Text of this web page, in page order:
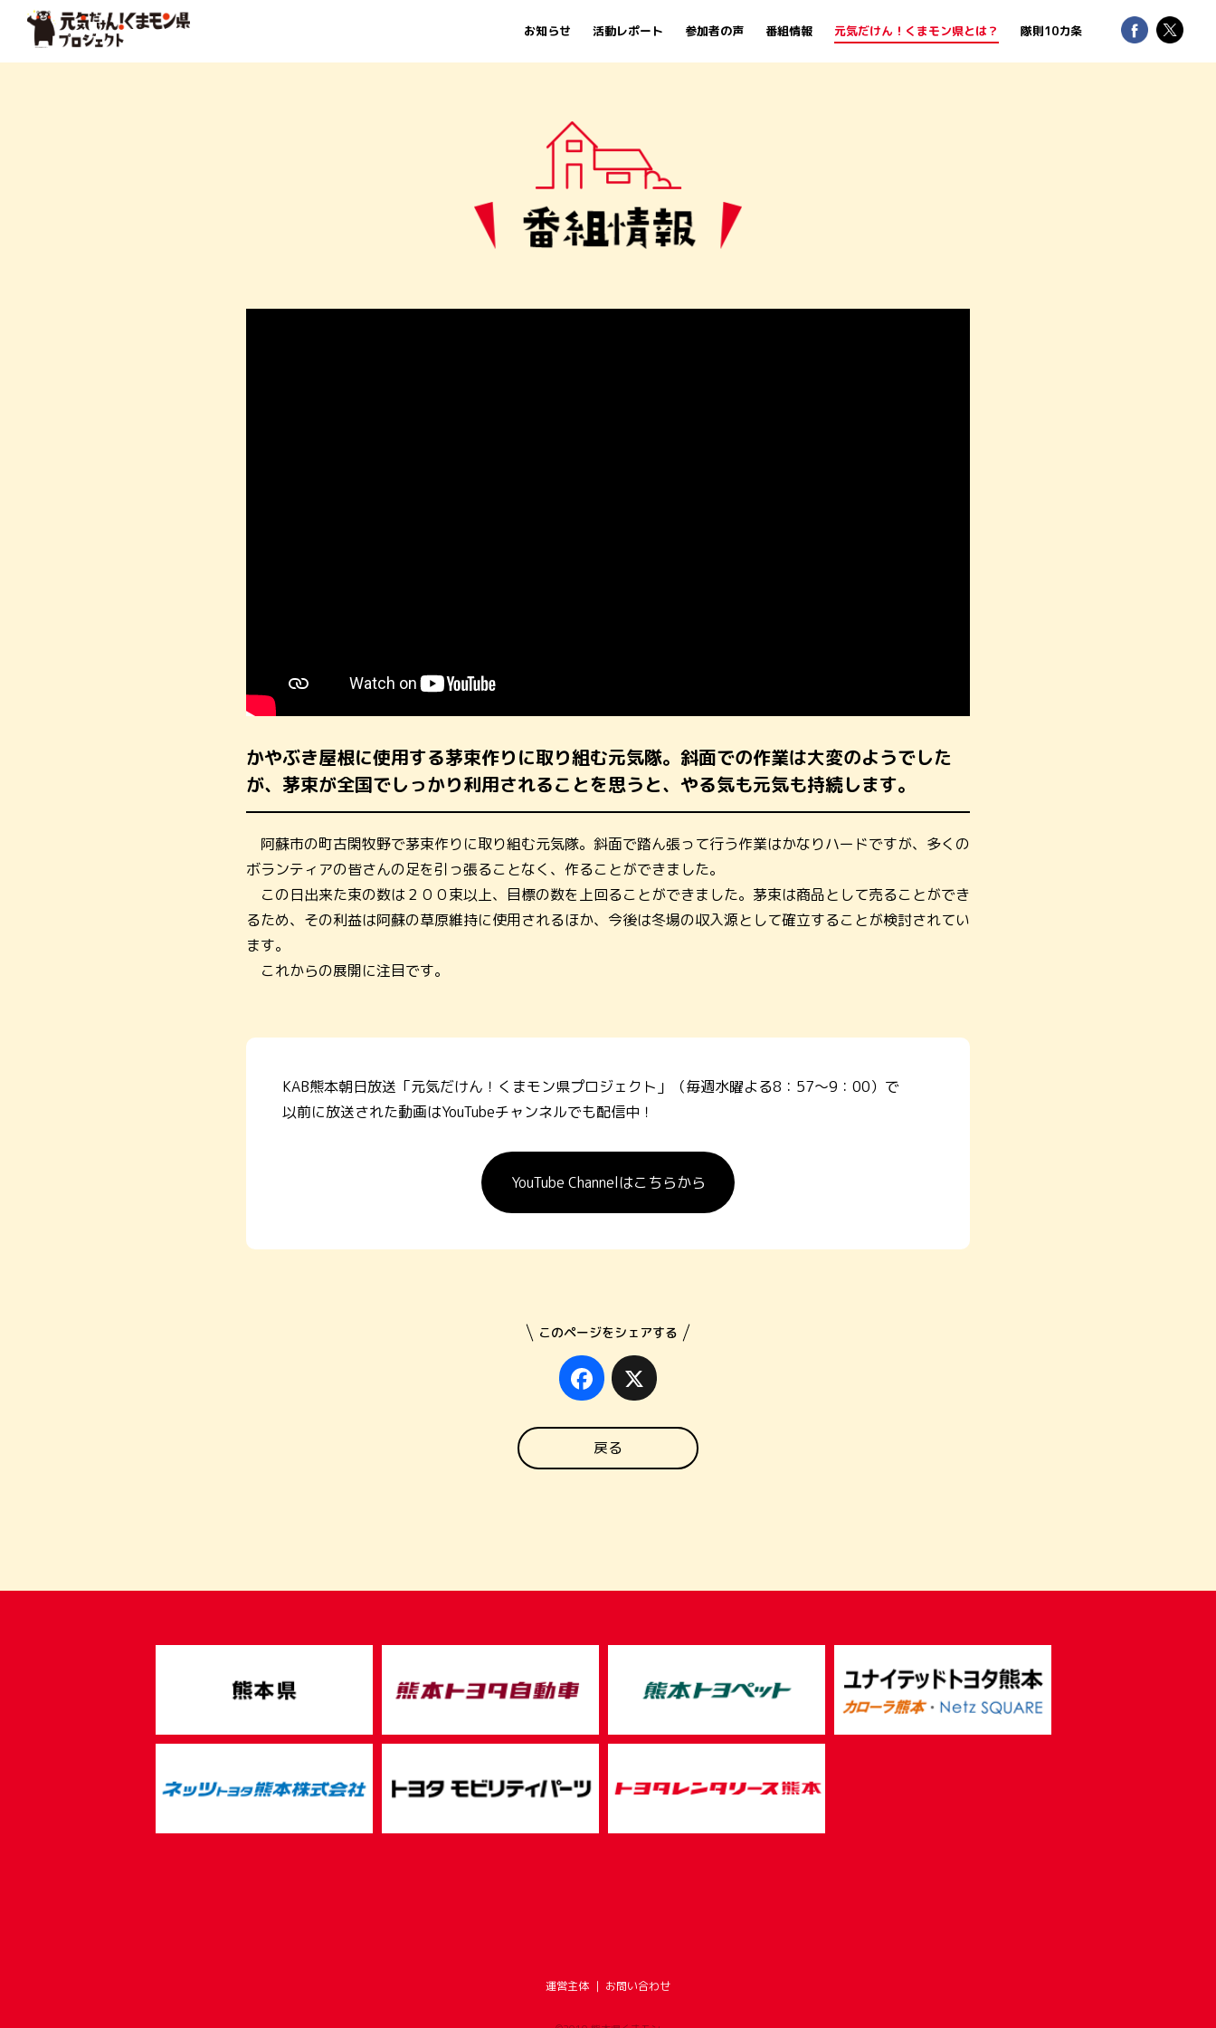
お知らせ 活動レポート 参加者の声 番組情報 元気だけん！くまモン県とは？ 隊則10カ条
かやぶき屋根に使用する茅束作りに取り組む元気隊。斜面での作業は大変のようでした
が、茅束が全国でしっかり利用されることを思うと、やる気も元気も持続します。
阿蘇市の町古閑牧野で茅束作りに取り組む元気隊。斜面で踏ん張って行う作業はかなりハードですが、多くの
ボランティアの皆さんの足を引っ張ることなく、作ることができました。
この日出来た束の数は２００束以上、目標の数を上回ることができました。茅束は商品として売ることができ
るため、その利益は阿蘇の草原維持に使用されるほか、今後は冬場の収入源として確立することが検討されてい
ます。
これからの展開に注目です。
KAB熊本朝日放送「元気だけん！くまモン県プロジェクト」（毎週水曜よる8：57～9：00）で
以前に放送された動画はYouTubeチャンネルでも配信中！
YouTube Channelはこちらから
このページをシェアする
Facebook
戻る
運営主体 ｜ お問い合わせ